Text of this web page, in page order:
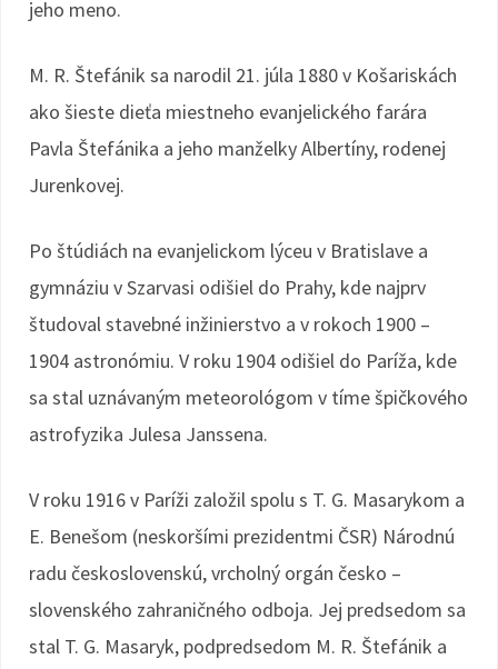
jeho meno.
M. R. Štefánik sa narodil 21. júla 1880 v Košariskách
ako šieste dieťa miestneho evanjelického farára
Pavla Štefánika a jeho manželky Albertíny, rodenej
Jurenkovej.
Po štúdiách na evanjelickom lýceu v Bratislave a
gymnáziu v Szarvasi odišiel do Prahy, kde najprv
študoval stavebné inžinierstvo a v rokoch 1900 –
1904 astronómiu. V roku 1904 odišiel do Paríža, kde
sa stal uznávaným meteorológom v tíme špičkového
astrofyzika Julesa Janssena.
V roku 1916 v Paríži založil spolu s T. G. Masarykom a
E. Benešom (neskoršími prezidentmi ČSR) Národnú
radu československú, vrcholný orgán česko –
slovenského zahraničného odboja. Jej predsedom sa
stal T. G. Masaryk, podpredsedom M. R. Štefánik a